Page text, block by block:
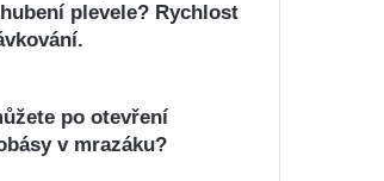
plevele? Rychlost
po otevření
v mrazáku?